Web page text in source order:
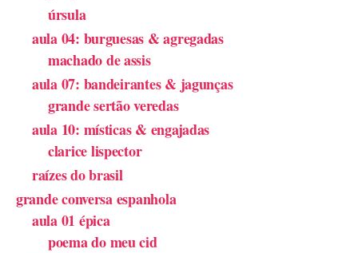
úrsula
aula 04: burguesas & agregadas
machado de assis
aula 07: bandeirantes & jagunças
grande sertão veredas
aula 10: místicas & engajadas
clarice lispector
raízes do brasil
grande conversa espanhola
aula 01 épica
poema do meu cid